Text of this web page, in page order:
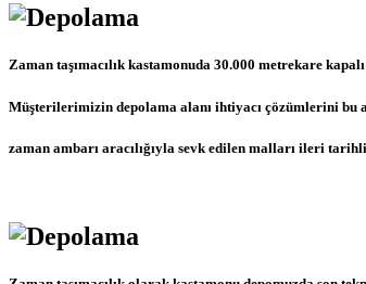
Zaman taşımacılık kastamonuda 30.000 metrekare
Müşterilerimizin depolama alanı ihtiyacı çözümlerini bu
zaman ambarı aracılığıyla sevk edilen malları ileri